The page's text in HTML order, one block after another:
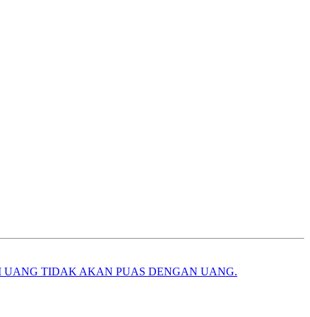
UANG TIDAK AKAN PUAS DENGAN UANG.